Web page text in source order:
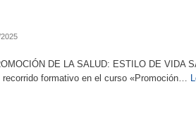
DE LA SALUD: ESTILO DE VIDA
formativo en el curso «Promoción…